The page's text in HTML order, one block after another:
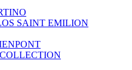
SAINT EMILION